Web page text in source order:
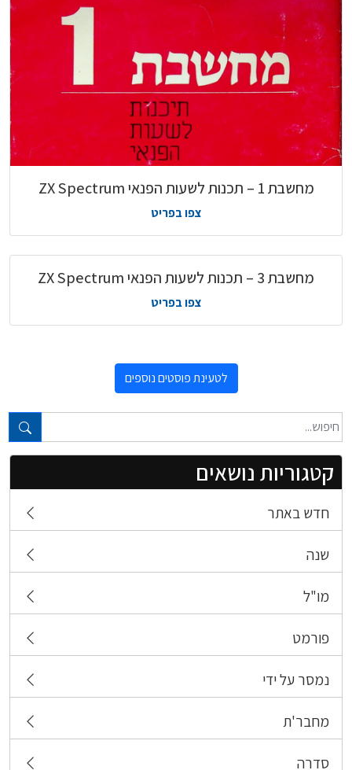
טקסט חופשי...
קטגוריות נושאים
חדש באתר
שנה
מו"ל
פורמט
נמסר על ידי
מחבר'ת
סדרה
מחשבת 1 – תכנות לשעות הפנאי ZX Spectrum
צפו בפריט
מחשבת 3 – תכנות לשעות הפנאי ZX Spectrum
צפו בפריט
לטעינת פוסטים נוספים